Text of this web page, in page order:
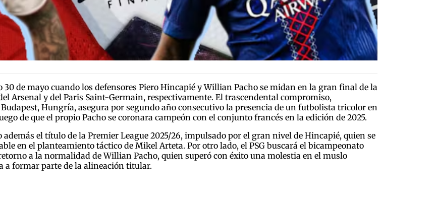
de mayo cuando los defensores Piero Hincapié y Willian Pacho se midan en la gran final de la
Arsenal y del Paris Saint-Germain, respectivamente. El trascendental compromiso,
Hungría, asegura por segundo año consecutivo la presencia de un futbolista tricolor en
de que el propio Pacho se coronara campeón con el conjunto francés en la edición de 2025.
el título de la Premier League 2025/26, impulsado por el gran nivel de Hincapié, quien se
en el planteamiento táctico de Mikel Arteta. Por otro lado, el PSG buscará el bicampeonato
a la normalidad de Willian Pacho, quien superó con éxito una molestia en el muslo
a formar parte de la alineación titular.